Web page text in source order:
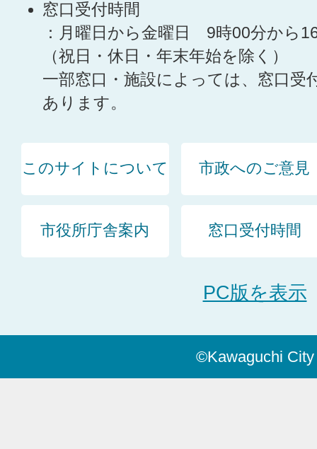
窓口受付時間
：月曜日から金曜日 9時00分から
（祝日・休日・年末年始を除く）
一部窓口・施設によっては、窓口受
あります。
このサイトについて 市政へのご意見
市役所庁舎案内 窓口受付時間
PC版を表示
©Kawaguchi City